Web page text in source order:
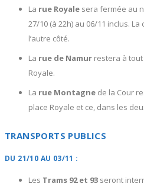
La rue Royale sera fermée au
27/10 (à 22h) au 06/11 inclus.
l’autre côté.
La rue de Namur restera à
Royale.
La rue Montagne de la Cour
place Royale et ce, dans les
TRANSPORTS PUBLICS
DU 21/10 AU 03/11 :
Les Trams 92 et 93 seront